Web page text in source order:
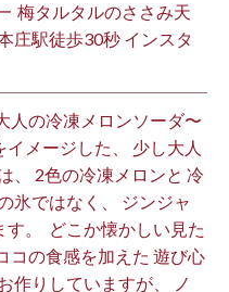
ルタルのささみ天
庄駅徒歩30秒 インスタ
人の冷凍メロンソーダ〜
メージした、 少し大人
、 2色の冷凍メロンと 冷
氷ではなく、 ジンジャ
。 ⁡ どこか懐かしい見た
コの食感を加えた 遊び心
作りしていますが、 ノ